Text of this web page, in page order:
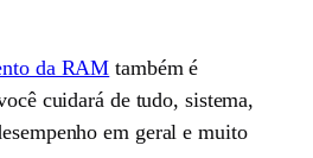
da RAM também é
cuidará de tudo, sistema,
em geral e muito